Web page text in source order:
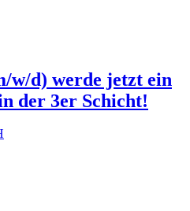
w/d) werde jetzt ein
der 3er Schicht!